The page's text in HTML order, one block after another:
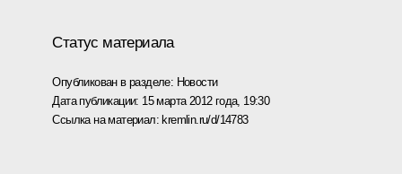
Статус материала
Опубликован в разделе: Новости
Дата публикации: 15 марта 2012 года, 19:30
Ссылка на материал: kremlin.ru/d/14783